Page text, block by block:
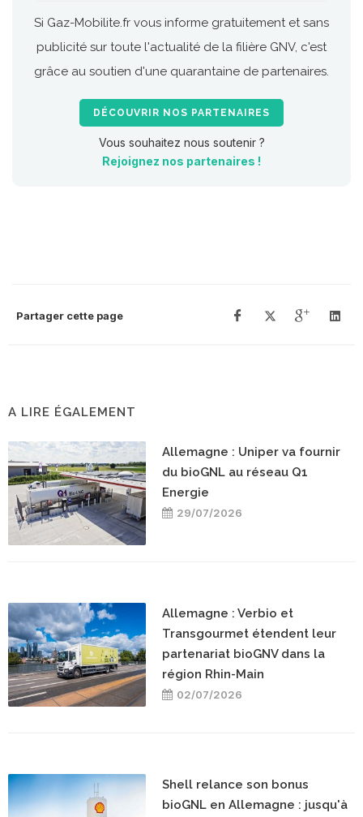
Si Gaz-Mobilite.fr vous informe gratuitement et sans
publicité sur toute l'actualité de la filière GNV, c'est
grâce au soutien d'une quarantaine de partenaires.
DÉCOUVRIR NOS PARTENAIRES
Vous souhaitez nous soutenir ?
Rejoignez nos partenaires !
Partager cette page
A LIRE ÉGALEMENT
Allemagne : Uniper va fournir
du bioGNL au réseau Q1
Energie
29/07/2026
Allemagne : Verbio et
Transgourmet étendent leur
partenariat bioGNV dans la
région Rhin-Main
02/07/2026
Shell relance son bonus
bioGNL en Allemagne : jusqu'à